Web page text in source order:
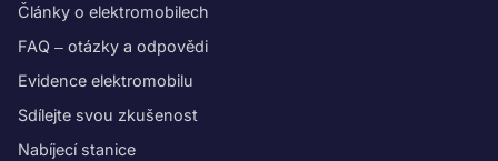
Články o elektromobilech
FAQ – otázky a odpovědi
Evidence elektromobilu
Sdílejte svou zkušenost
Nabíjecí stanice